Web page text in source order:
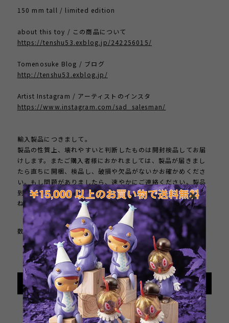
150 mm tall / limited edition
about this toy / この商品について
https://tenshu53.exblog.jp/242256015/
Tomenosuke Blog / ブログ
http://tenshu53.exblog.jp/
Artist Instagram / アーティストのインスタ
https://www.instagram.com/sad_salesman/
輸入製品につきまして。
製品の性質上、壊れやすいと判断したものは開封検品してお届
けします。またご購入者様におかれましては、製品が届きまし
たら直ちに開梱、検品し、破損や欠品がないかお確かめくださ
い。もし問題がありましたら、速やかにご連絡ください。製品
到着後、１週間以上が経過した製品のクレームにはお応えしか
ねます。
数量
International shipping available
Add to cart
日本国内にお住まいの方向け